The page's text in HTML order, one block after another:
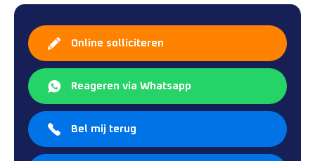
Online solliciteren
Reageren via Whatsapp
Bel mij terug